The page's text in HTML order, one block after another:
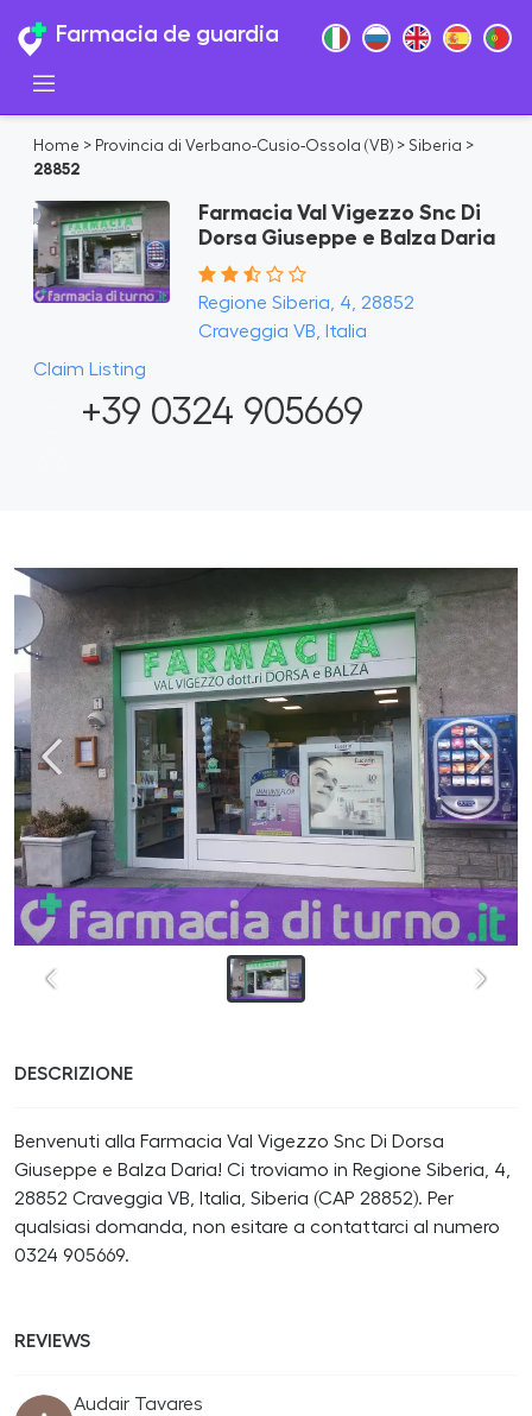
Farmacia de guardia
Home > Provincia di Verbano-Cusio-Ossola (VB) > Siberia >
28852
Farmacia Val Vigezzo Snc Di
Dorsa Giuseppe e Balza Daria
Regione Siberia, 4, 28852
Craveggia VB, Italia
Claim Listing
+39 0324 905669
DESCRIZIONE
Benvenuti alla Farmacia Val Vigezzo Snc Di Dorsa
Giuseppe e Balza Daria! Ci troviamo in Regione Siberia, 4,
28852 Craveggia VB, Italia, Siberia (CAP 28852). Per
qualsiasi domanda, non esitare a contattarci al numero
0324 905669.
REVIEWS
Audair Tavares